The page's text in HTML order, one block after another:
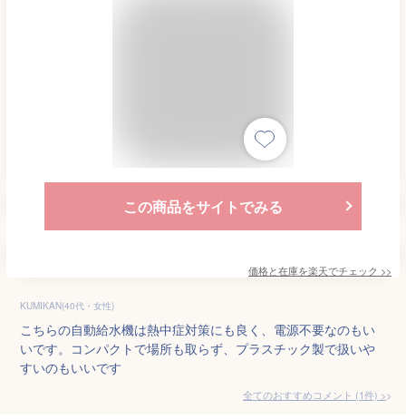
この商品をサイトでみる
価格と在庫を楽天でチェック >>
KUMIKAN(40代・女性)
こちらの自動給水機は熱中症対策にも良く、電源不要なのもい
いです。コンパクトで場所も取らず、プラスチック製で扱いや
すいのもいいです
全てのおすすめコメント (1件) >